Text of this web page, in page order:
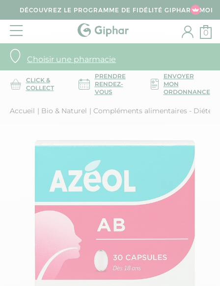
DÉCOUVREZ LE PROGRAMME DE FIDÉLITÉ GIPHAR & MOI
Choisir une pharmacie
0
CLICK &
COLLECT
PRENDRE
RENDEZ-
VOUS
ENVOYER
MON
ORDONNANCE
Accueil Bio & Naturel Compléments alimentaires -